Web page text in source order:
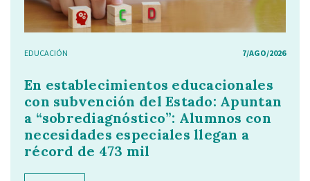
EDUCACIÓN 7/AGO/2026
En establecimientos educacionales
con subvención del Estado: Apuntan
a “sobrediagnóstico”: Alumnos con
necesidades especiales llegan a
récord de 473 mil